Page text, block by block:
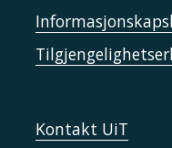
Kontakt UiT